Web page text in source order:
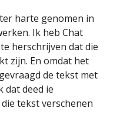
harte genomen in
Ik heb Chat
herschrijven dat die
zijn. En omdat het
de tekst met
dat deed ie
tekst verschenen